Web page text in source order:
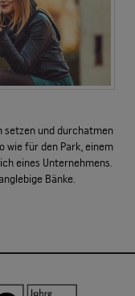
setzen und durchatmen
wie für den Park, einem
eines Unternehmens.
Bänke.